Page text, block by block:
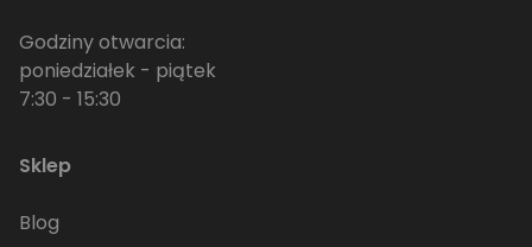
Godziny otwarcia:
poniedziałek - piątek
7:30 - 15:30
Sklep
Blog